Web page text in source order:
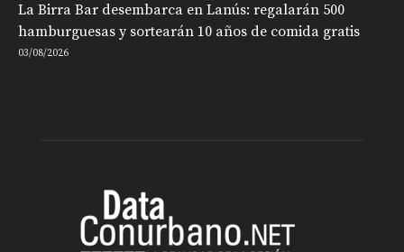
La Birra Bar desembarca en Lanús: regalarán 500
hamburguesas y sortearán 10 años de comida gratis
03/08/2026